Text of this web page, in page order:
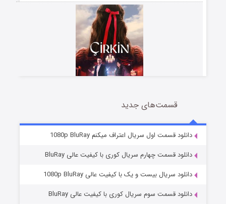
سریال زشت
قسمت2 (زیرنویس) منتشر شد
قسمت‌های جدید
دانلود قسمت اول سریال اعتراف میکنم 1080p BluRay
دانلود قسمت چهارم سریال کوری با کیفیت عالی BluRay
دانلود سریال بیست و یک با کیفیت عالی 1080p BluRay
دانلود قسمت سوم سریال کوری با کیفیت عالی BluRay